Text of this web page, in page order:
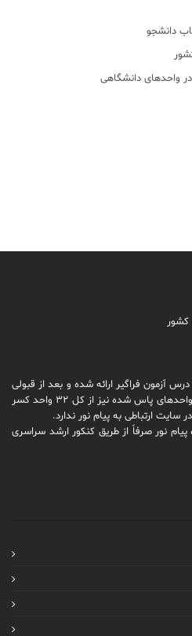
دانشجو
واحدهای دانشگاهی
کشور
آزمون فراگیر ارائه شده و بعد از قبولی
این دروس، پذیرش ترم دوم شده و واحدهای پاس شده نیز از کل 32 واحد کسر
ارتباطی به پیام نور ندارد.
نور صرفاً از طریق کنکور ارشد سراسری